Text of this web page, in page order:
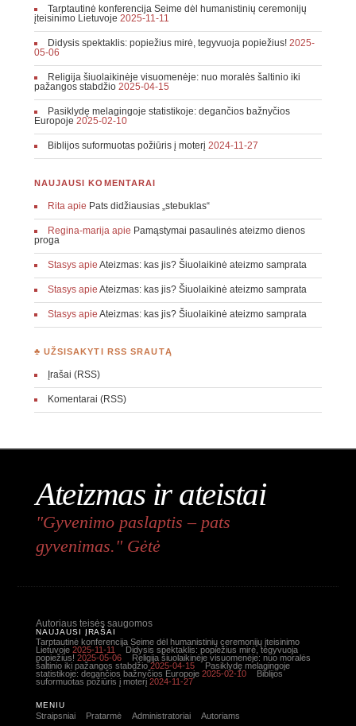
Tarptautinė konferencija Seime dėl humanistinių ceremonijų
įteisinimo Lietuvoje 2025-11-11
Didysis spektaklis: popiežius mirė, tegyvuoja popiežius! 2025-
05-06
Religija šiuolaikinėje visuomenėje: nuo moralės šaltinio iki
pažangos stabdžio 2025-04-15
Pasiklydę melagingoje statistikoje: degančios bažnyčios
Europoje 2025-02-10
Biblijos suformuotas požiūris į moterį 2024-11-27
NAUJAUSI KOMENTARAI
Ritaapie Pats didžiausias „stebuklas“
Regina-marijaapie Pamąstymai pasaulinės ateizmo dienos
proga
Stasysapie Ateizmas: kas jis? Šiuolaikinė ateizmo samprata
Stasysapie Ateizmas: kas jis? Šiuolaikinė ateizmo samprata
Stasysapie Ateizmas: kas jis? Šiuolaikinė ateizmo samprata
♣ UŽSISAKYTI RSS SRAUTĄ
Įrašai (RSS)
Komentarai (RSS)
Ateizmas ir ateistai
"Gyvenimo paslaptis – pats
gyvenimas." Gėtė
Autoriaus teisės saugomos
NAUJAUSI ĮRAŠAI
Tarptautinė konferencija Seime dėl humanistinių ceremonijų įteisinimo
Lietuvoje 2025-11-11
Didysis spektaklis: popiežius mirė, tegyvuoja
popiežius! 2025-05-06
Religija šiuolaikinėje visuomenėje: nuo moralės
šaltinio iki pažangos stabdžio 2025-04-15
Pasiklydę melagingoje
statistikoje: degančios bažnyčios Europoje 2025-02-10
Biblijos
suformuotas požiūris į moterį 2024-11-27
MENIU
Straipsniai Pratarmė Administratoriai Autoriams